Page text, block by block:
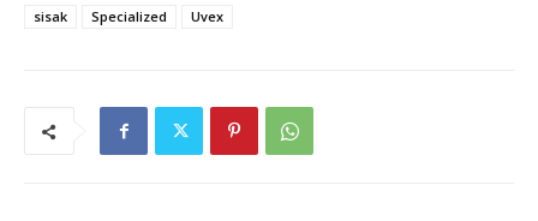
sisak
Specialized Uvex